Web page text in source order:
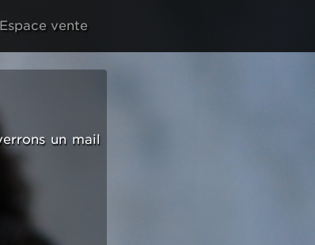
Espace vente
un mail